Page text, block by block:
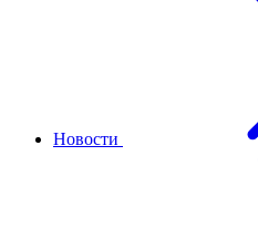
Новости